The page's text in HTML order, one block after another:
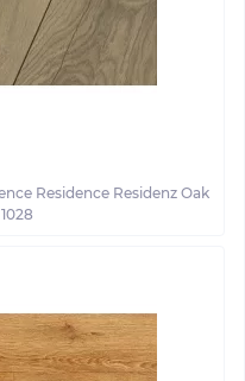
Residence Residenz Oak